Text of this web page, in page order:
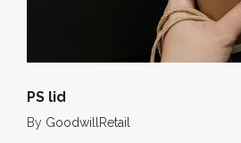
PS lid
By GoodwillRetail